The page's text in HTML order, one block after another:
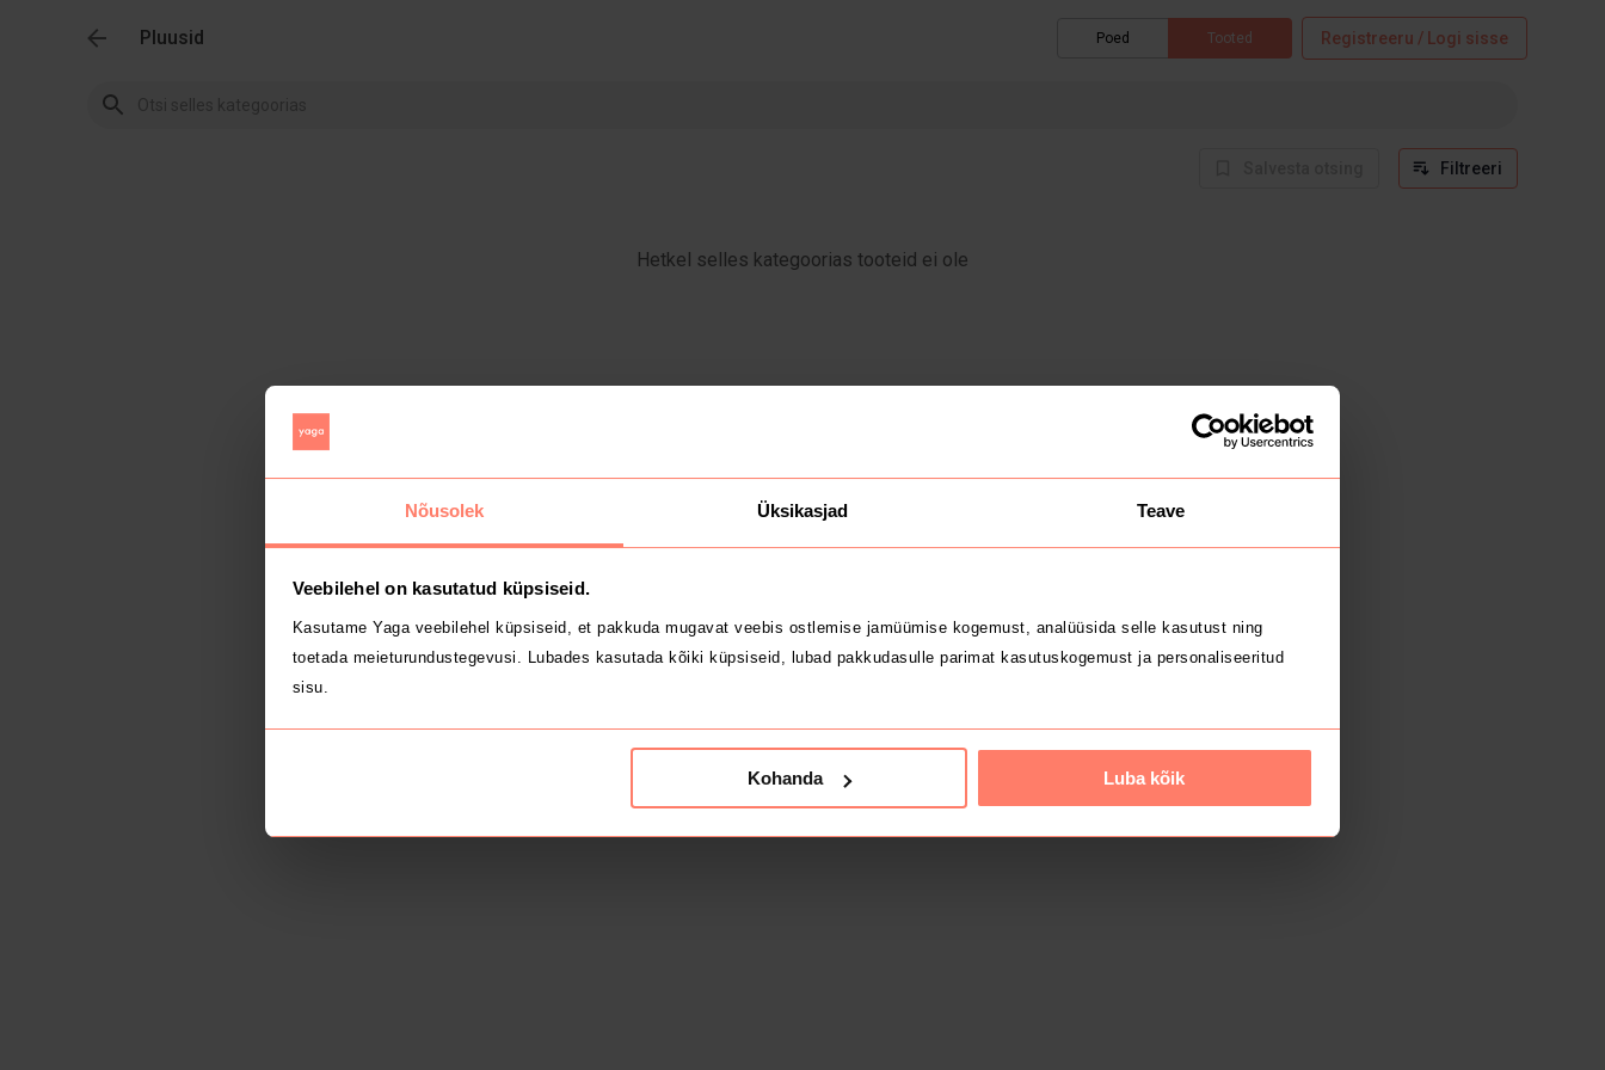
Nõusolek Üksikasjad Teave
Veebilehel on kasutatud küpsiseid.
Kasutame Yaga veebilehel küpsiseid, et pakkuda mugavat veebis ostlemise jamüümise kogemust, analüüsida selle kasutust ning
toetada meieturundustegevusi. Lubades kasutada kõiki küpsiseid, lubad pakkudasulle parimat kasutuskogemust ja personaliseeritud
sisu.
Kohanda Luba kõik
Pluusid Poed Tooted Registreeru / Logi sisse
Filtreeri
Hetkel selles kategoorias tooteid ei ole